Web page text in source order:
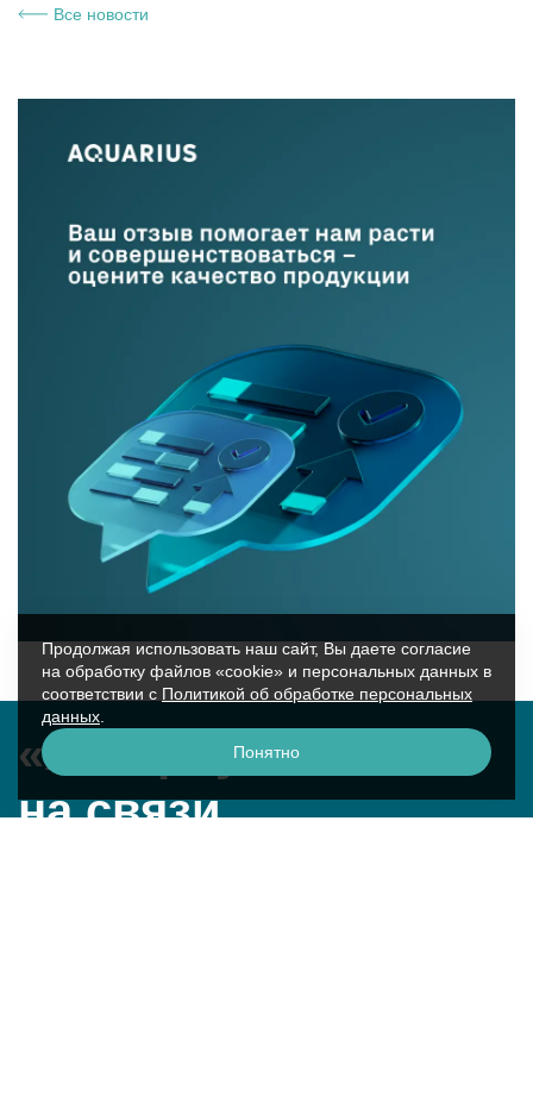
Все новости
«Аквариус»
на связи
Продолжая использовать наш сайт, Вы даете согласие
на обработку файлов «cookie» и персональных данных в
соответствии с Политикой об обработке персональных
данных
Понятно